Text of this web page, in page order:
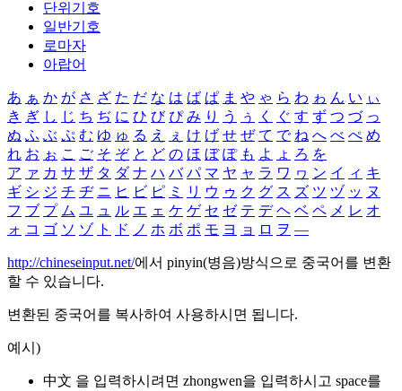
단위기호
일반기호
로마자
아랍어
あ ぁ か が さ ざ た だ な は ば ぱ ま や ゃ ら わ ゎ ん い ぃ
き ぎ し じ ち ぢ に ひ び ぴ み り う ぅ く ぐ す ず つ づ っ
ぬ ふ ぶ ぷ む ゆ ゅ る え ぇ け げ せ ぜ て で ね へ べ ぺ め
れ お ぉ こ ご そ ぞ と ど の ほ ぼ ぽ も よ ょ ろ を
ア ァ カ サ ザ タ ダ ナ ハ バ パ マ ヤ ャ ラ ワ ヮ ン イ ィ キ
ギ シ ジ チ ヂ ニ ヒ ビ ピ ミ リ ウ ゥ ク グ ス ズ ツ ヅ ッ ヌ
フ ブ プ ム ユ ュ ル エ ェ ケ ゲ セ ゼ テ デ ヘ ベ ペ メ レ オ
ォ コ ゴ ソ ゾ ト ド ノ ホ ボ ポ モ ヨ ョ ロ ヲ ―
http://chineseinput.net/에서 pinyin(병음)방식으로 중국어를 변환
할 수 있습니다.
변환된 중국어를 복사하여 사용하시면 됩니다.
예시)
中文 을 입력하시려면 zhongwen을 입력하시고 space를